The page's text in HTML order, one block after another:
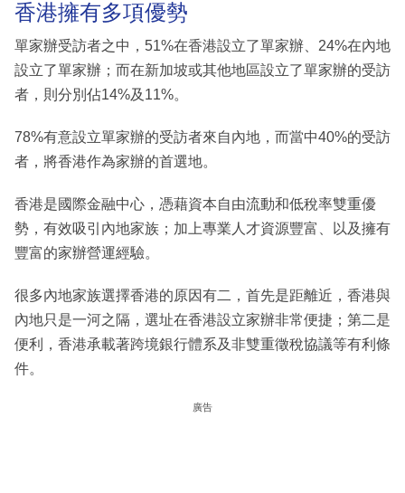
香港擁有多項優勢
單家辦受訪者之中，51%在香港設立了單家辦、24%在內地
設立了單家辦；而在新加坡或其他地區設立了單家辦的受訪
者，則分別佔14%及11%。
78%有意設立單家辦的受訪者來自內地，而當中40%的受訪
者，將香港作為家辦的首選地。
香港是國際金融中心，憑藉資本自由流動和低稅率雙重優
勢，有效吸引內地家族；加上專業人才資源豐富、以及擁有
豐富的家辦營運經驗。
很多內地家族選擇香港的原因有二，首先是距離近，香港與
內地只是一河之隔，選址在香港設立家辦非常便捷；第二是
便利，香港承載著跨境銀行體系及非雙重徵稅協議等有利條
件。
廣告